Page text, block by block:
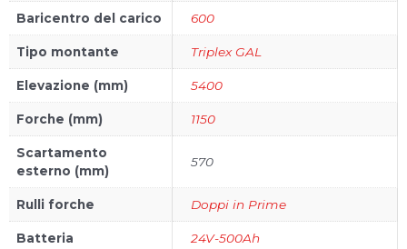
Baricentro del carico 600
Tipo montante Triplex GAL
Elevazione (mm) 5400
Forche (mm) 1150
Scartamento
esterno (mm)
570
Rulli forche Doppi in Prime
Batteria 24V-500Ah